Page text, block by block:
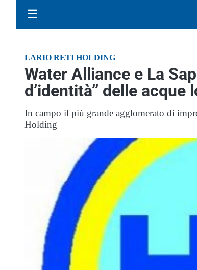
☰
LARIO RETI HOLDING
Water Alliance e La
d’identità’’ delle acque
In campo il più grande agglomerato di
Holding